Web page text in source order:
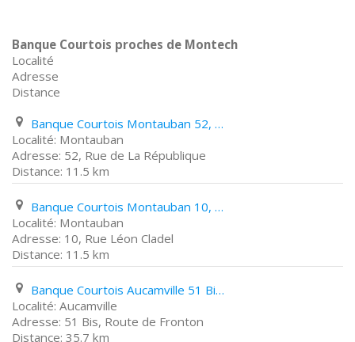
Banque Courtois proches de Montech
Localité
Adresse
Distance
Banque Courtois Montauban 52, Rue de La République
Montauban
52, Rue de La République
11.5 km
Banque Courtois Montauban 10, Rue Léon Cladel
Montauban
10, Rue Léon Cladel
11.5 km
Banque Courtois Aucamville 51 Bis, Route de Fronton
Aucamville
51 Bis, Route de Fronton
35.7 km